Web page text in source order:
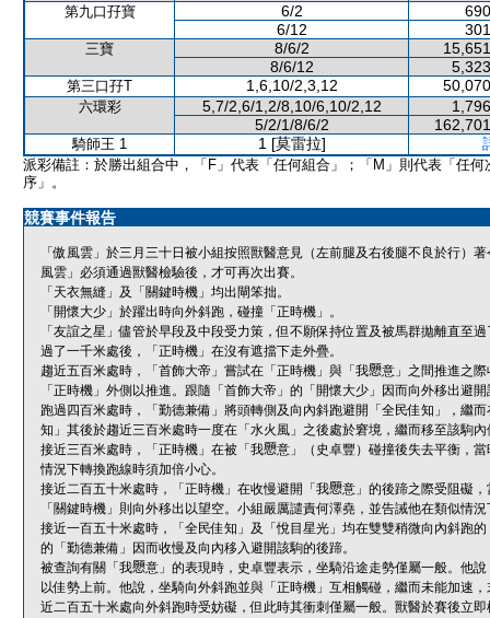
第九口孖寶 6/2
6/12
三寶 8/6/2
8/6/12
第三口孖T 1,6,10/2,3,12
六環彩 5,7/2,6/1,2/8,10/6,10/2,12
5/2/1/8/6/2
騎師王 1 1 [莫雷拉]
派彩備註：於勝出組合中，「F」代表「任何組合」；「M」則代表「任何
序」。
競賽事件報告
「傲風雲」於三月三十日被小組按照獸醫意見（左前腿及右後腿不良於行）
風雲」必須通過獸醫檢驗後，才可再次出賽。
「天衣無縫」及「關鍵時機」均出閘笨拙。
「開懷大少」於躍出時向外斜跑，碰撞「正時機」。
「友誼之星」儘管於早段及中段受力策，但不願保持位置及被馬群拋離直至
過了一千米處後，「正時機」在沒有遮擋下走外疊。
趨近五百米處時，「首飾大帝」嘗試在「正時機」與「我𢥧意」之間推進之
「正時機」外側以推進。跟隨「首飾大帝」的「開懷大少」因而向外移出避
跑過四百米處時，「勤德兼備」將頭轉側及向內斜跑避開「全民佳知」，繼
知」其後於趨近三百米處時一度在「水火風」之後處於窘境，繼而移至該駒
接近三百米處時，「正時機」在被「我𢥧意」（史卓豐）碰撞後失去平衡，
情況下轉換跑線時須加倍小心。
接近二百五十米處時，「正時機」在收慢避開「我𢥧意」的後蹄之際受阻礙
「關鍵時機」則向外移出以望空。小組嚴厲譴責何澤堯，並告誡他在類似情
接近一百五十米處時，「全民佳知」及「悅目星光」均在雙雙稍微向內斜跑
的「勤德兼備」因而收慢及向內移入避開該駒的後蹄。
被查詢有關「我𢥧意」的表現時，史卓豐表示，坐騎沿途走勢僅屬一般。他
以佳勢上前。他說，坐騎向外斜跑並與「正時機」互相觸碰，繼而未能加速
近二百五十米處向外斜跑時受妨礙，但此時其衝刺僅屬一般。獸醫於賽後立